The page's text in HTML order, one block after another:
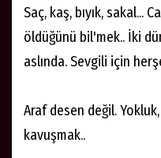
Saç, kaş, bıyık, sakal...
öldüğünü bil'mek.. İki
aslında. Sevgili için
Araf desen değil.
kavuşmak..